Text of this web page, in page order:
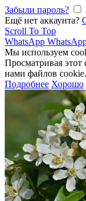
Забыли пароль?
Ещё нет аккаунта?
Scroll To Top
WhatsApp
Мы используем
Просматривая этот
нами файлов cookie.
Подробнее Хорошо